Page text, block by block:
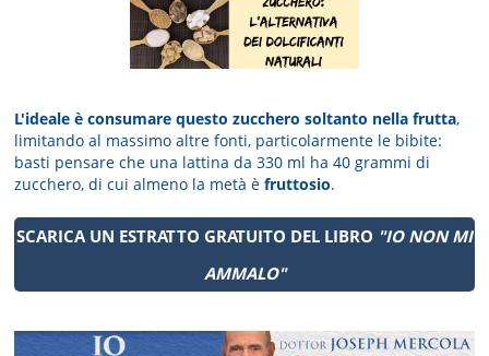
L'ideale è consumare questo zucchero soltanto nella frutta,
limitando al massimo altre fonti, particolarmente le bibite:
basti pensare che una lattina da 330 ml ha 40 grammi di
zucchero, di cui almeno la metà èfruttosio.
SCARICA UN ESTRATTO GRATUITO DEL LIBRO "IO NON MI
AMMALO"